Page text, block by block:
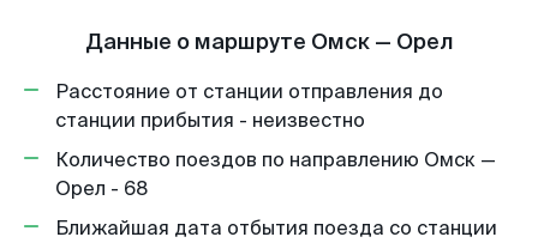
Данные о маршруте Омск — Орел
Расстояние от станции отправления до
станции прибытия - неизвестно
Количество поездов по направлению Омск —
Орел - 68
Ближайшая дата отбытия поезда со станции